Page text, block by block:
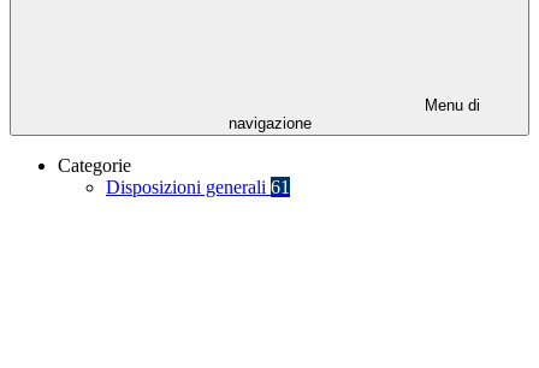
Menu di
navigazione
Categorie
Disposizioni generali 61